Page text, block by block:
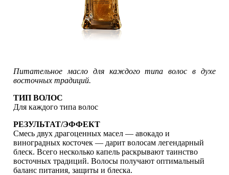
Питательное масло для каждого типа волос в духе
восточных традиций.
ТИП ВОЛОС
Для каждого типа волос
РЕЗУЛЬТАТ/ЭФФЕКТ
Смесь двух драгоценных масел — авокадо и
виноградных косточек — дарит волосам легендарный
блеск. Всего несколько капель раскрывают таинство
восточных традиций. Волосы получают оптимальный
баланс питания, защиты и блеска.